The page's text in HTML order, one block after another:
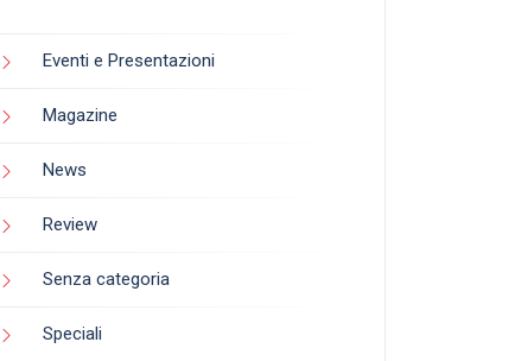
Eventi e Presentazioni
Magazine
News
Review
Senza categoria
Speciali